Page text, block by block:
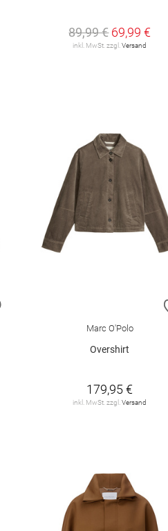
89,99 € 69,99 €
inkl. MwSt. zzgl.Versand
ZUR WUNSCHLISTE HINZUFÜGEN
Marc O'Polo
Overshirt
179,95 €
inkl. MwSt. zzgl.Versand